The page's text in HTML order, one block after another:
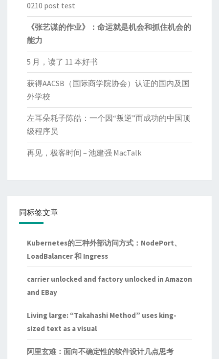
0210 post test
《张艺谋的作业》：命运就是机会和抓住机会的
能力
5 月，读了 11 本好书
获得AACSB（国际商学院协会）认证的国内及国
外学校
左耳朵耗子陈皓：一个因“叛逆”而成功的中国顶
级程序员
再见，极客时间 – 池建强 MacTalk
同标签文章
Kubernetes的三种外部访问方式：NodePort、
LoadBalancer 和 Ingress
carrier unlocked and factory unlocked in Amazon
and EBay
Living large: “Takahashi Method” uses king-
sized text as a visual
阿里玄难：面向不确定性的软件设计几点思考